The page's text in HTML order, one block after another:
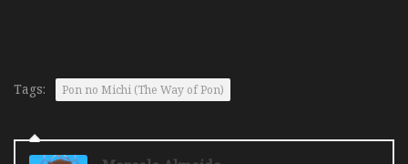
Tags: Pon no Michi (The Way of Pon)